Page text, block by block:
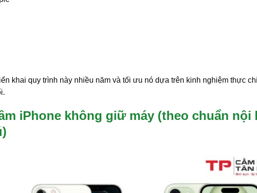
khai quy trình này nhiều năm và tối ưu nó dựa trên kinh nghiệm thực
iPhone không giữ máy (theo chuẩn nội